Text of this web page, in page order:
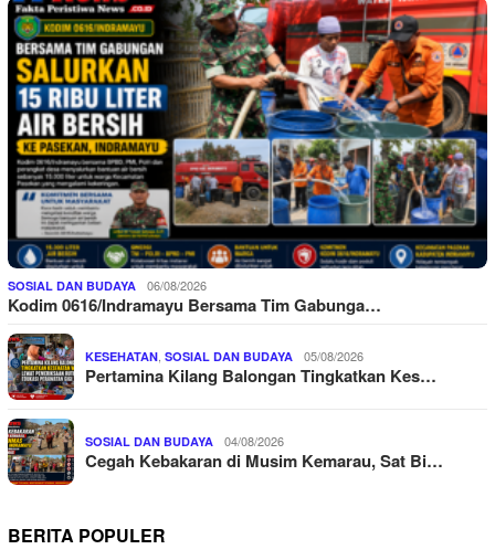
SOSIAL DAN BUDAYA 06/08/2026
Kodim 0616/Indramayu Bersama Tim Gabunga…
KESEHATAN SOSIAL DAN BUDAYA 05/08/2026
Pertamina Kilang Balongan Tingkatkan Kes…
SOSIAL DAN BUDAYA 04/08/2026
Cegah Kebakaran di Musim Kemarau, Sat Bi…
BERITA POPULER